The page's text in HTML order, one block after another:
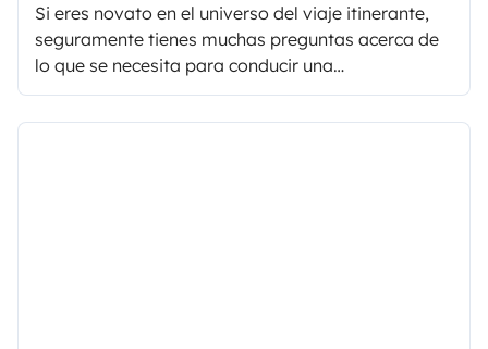
Si eres novato en el universo del viaje itinerante,
seguramente tienes muchas preguntas acerca de
lo que se necesita para conducir una
autocaravana y otros datos importantes.